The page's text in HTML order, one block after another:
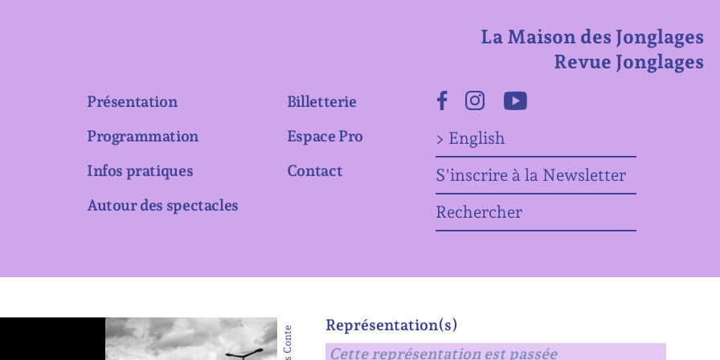
Présentation
Programmation
Infos pratiques
Autour des spectacles
Billetterie
Espace Pro
Contact
Facebook
> English
S'inscrire à la Newsletter
Rechercher
La Maison des Jonglages
Revue Jonglages
Représentation(s)
Cette représentation est passée